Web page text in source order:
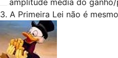
amplitude média do
3. A Primeira Lei não é